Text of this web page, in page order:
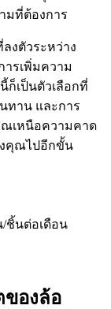
มที่ต้องการ
งตัวระหว่าง
รเพิ่มความ
ก็เป็นตัวเลือกที่
ทาน และการ
ณเหนือความคาด
คุณไปอีกขั้น
/ชิ้นต่อเดือน
องล้อ